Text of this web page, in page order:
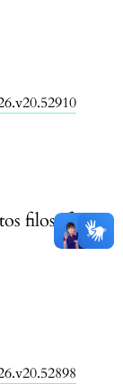
filosóficos